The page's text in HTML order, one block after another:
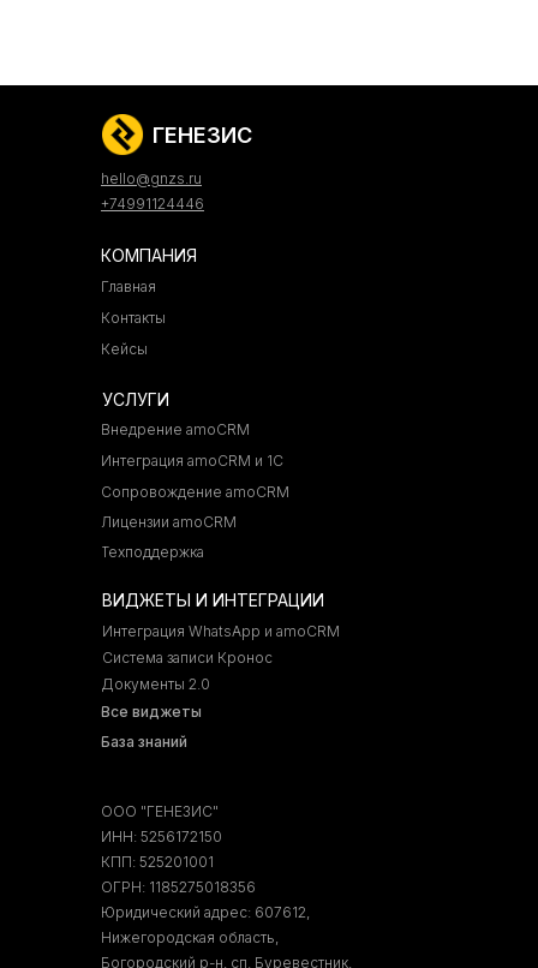
ГЕНЕЗИС
ВИДЖЕТЫ И ИНТЕГРАЦИИ
hello@gnzs.ru
+74991124446
ООО "ГЕНЕЗИС"
ИНН: 5256172150
КПП: 525201001
ОГРН: 1185275018356
Юридический адрес: 607612,
Нижегородская область,
Богородский р-н, сп. Буревестник,
Главная
Контакты
Внедрение amoCRM
Интеграция amoCRM и 1С
Сопровождение amoCRM
Интеграция WhatsApp и amoCRM
КОМПАНИЯ
УСЛУГИ
Кейсы
Система записи Кронос
Документы 2.0
Все виджеты
Лицензии amoCRM
Техподдержка
База знаний